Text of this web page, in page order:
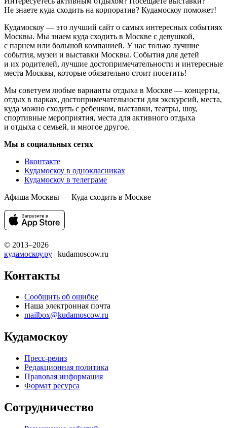
Не знаете куда сходить на корпоратив? Кудамоскоу поможет!
Кудамоскоу — это лучший сайт о самых интересных событиях
Москвы. Мы знаем куда сходить в Москве с девушкой,
с парнем или большой компанией. У нас только лучшие
события, музеи и выставки Москвы. События для детей
и их родителей, лучшие достопримечательности и интересные
места Москвы, которые обязательно стоит посетить!
Мы советуем любые варианты отдыха в Москве — концерты,
отдых в парках, достопримечательности для экскурсий, места,
куда можно сходить с ребенком, выставки, театры, шоу,
спортивные мероприятия, места для активного отдыха
и отдыха с семьей, и многое другое.
Мы в социальных сетях
Вконтакте
Кудамоскоу в однокласниках
Кудамоскоу в телеграме
Афиша Москвы — Куда сходить в Москве
© 2013–2026
кудамоскоу.ру | kudamoscow.ru
Контакты
Сообщить об ошибке
Наша электронная почта
mailbox@kudamoscow.ru
Кудамоскоу
Пресс-релиз
Редакционная политика
Правовая информация
Формат ресурса
Сотрудничество